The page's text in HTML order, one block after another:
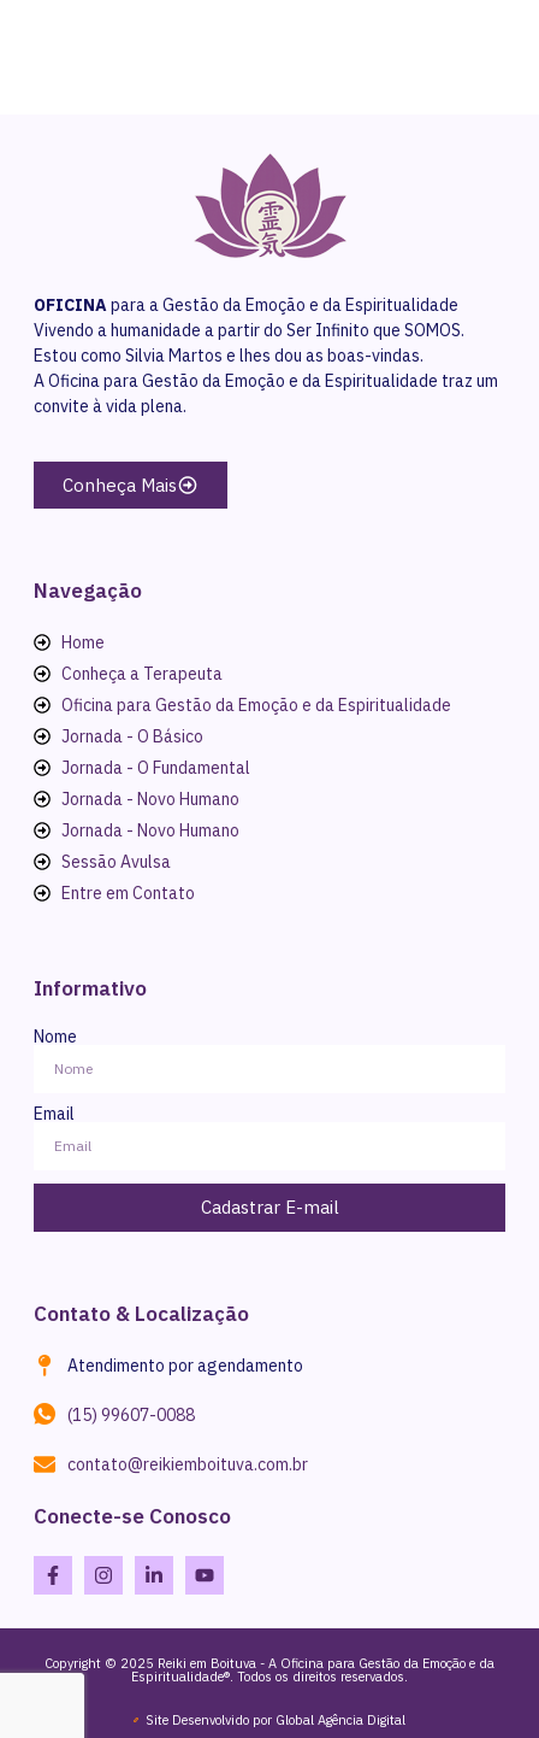
OFICINApara a Gestão da Emoção e da Espiritualidade
Vivendo a humanidade a partir do Ser Infinito que SOMOS.
Estou como Silvia Martos e lhes dou as boas-vindas.
A Oficina para Gestão da Emoção e da Espiritualidade traz um
convite à vida plena.
Conheça Mais
Navegação
Home
Conheça a Terapeuta
Oficina para Gestão da Emoção e da Espiritualidade
Jornada - O Básico
Jornada - O Fundamental
Jornada - Novo Humano
Jornada - Novo Humano
Sessão Avulsa
Entre em Contato
Informativo
Nome
Email
Cadastrar E-mail
Contato & Localização
Atendimento por agendamento
(15) 99607-0088
contato@reikiemboituva.com.br
Conecte-se Conosco
Copyright © 2025 Reiki em Boituva - A Oficina para Gestão da Emoção e da
Espiritualidade®. Todos os direitos reservados.
Site Desenvolvido por Global Agência Digital